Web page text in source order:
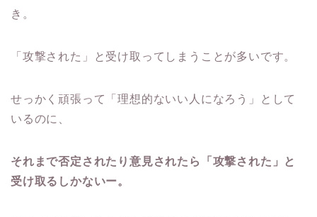
き。
「攻撃された」と受け取ってしまうことが多いです。
せっかく頑張って「理想的ないい人になろう」として
いるのに、
それまで否定されたり意見されたら「攻撃された」と
受け取るしかないー。